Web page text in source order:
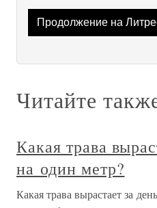
Продолжение на
Читайте
Какая трава
на один метр?
Какая трава вырастает за